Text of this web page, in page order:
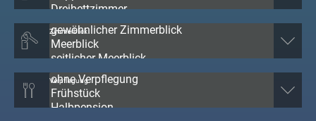
Zimmerblick
Verpflegung